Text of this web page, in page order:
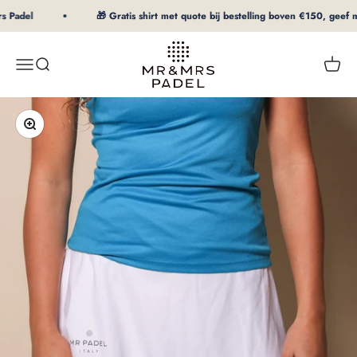
Naar inhoud
Padel 🎁 Gratis shirt met quote bij bestelling boven €150, geef
MenuZoeken
mrpadel.com
In-/uitzoomen